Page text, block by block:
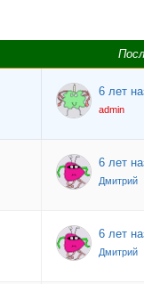
6 лет
admin
6 лет
Дмитрий
6 лет
Дмитрий